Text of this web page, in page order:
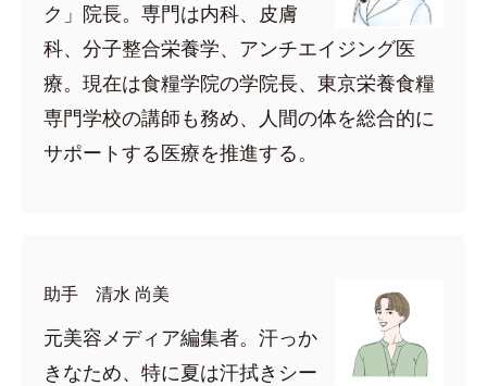
ク」院長。専門は内科、皮膚
科、分子整合栄養学、アンチエイジング医
療。現在は食糧学院の学院長、東京栄養食糧
専門学校の講師も務め、人間の体を総合的に
サポートする医療を推進する。
助手 清水 尚美
元美容メディア編集者。汗っか
きなため、特に夏は汗拭きシー